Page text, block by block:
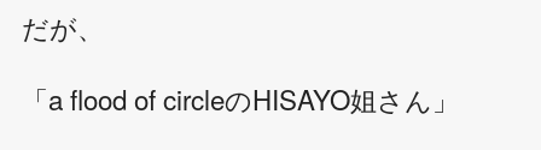
だが、
「a flood of circleのHISAYO姐さん」